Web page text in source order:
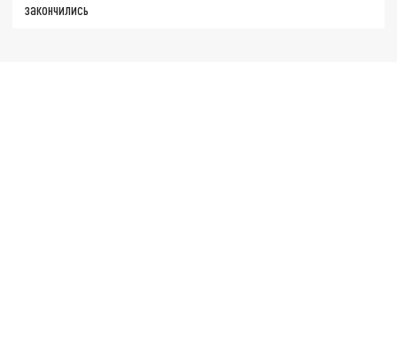
закончились